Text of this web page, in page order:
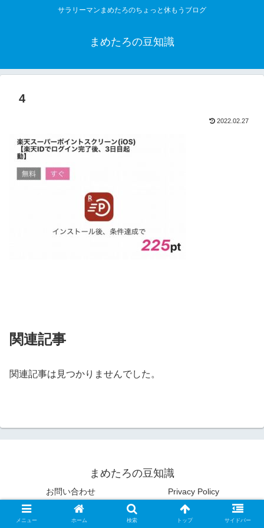
サラリーマンまめたろのちょっと休もうブログ
まめたろの豆知識
4
2022.02.27
関連記事
関連記事は見つかりませんでした。
まめたろの豆知識
お問い合わせ Privacy Policy
© 2020 まめたろの豆知識.
メニュー ホーム 検索 トップ サイドバー